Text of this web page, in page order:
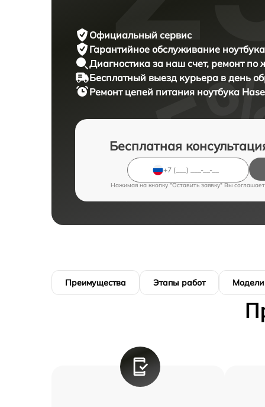
Официальный сервис
Гарантийное обслуживание
Диагностика за наш счет, ремонт по
Бесплатный выезд курьера в день
Ремонт цепей питания ноутбука
Бесплатная
Нажимая на кнопку "Оставить заявку" Вы
Преимущества Этапы работ Модели